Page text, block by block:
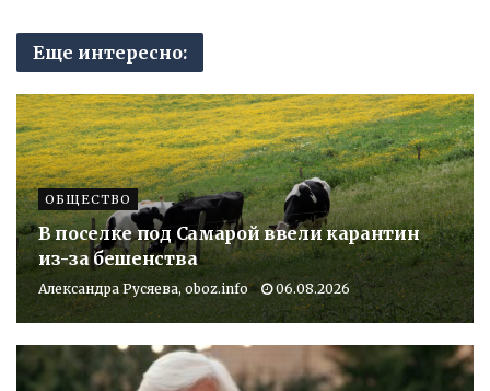
Еще интересно:
ОБЩЕСТВО
В поселке под Самарой ввели карантин
из-за бешенства
Александра Русяева, oboz.info 06.08.2026